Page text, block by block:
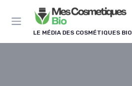
LE MÉDIA DES COSMÉTIQUES BIO
Panneau de gestion des cookies